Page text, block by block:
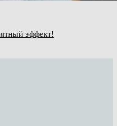
эффект!